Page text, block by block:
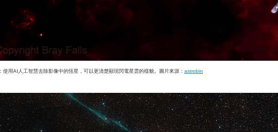
使用AI人工智慧去除影像中的恆星，可以更清楚顯現閃電星雲的樣貌。圖片來源： astrobin